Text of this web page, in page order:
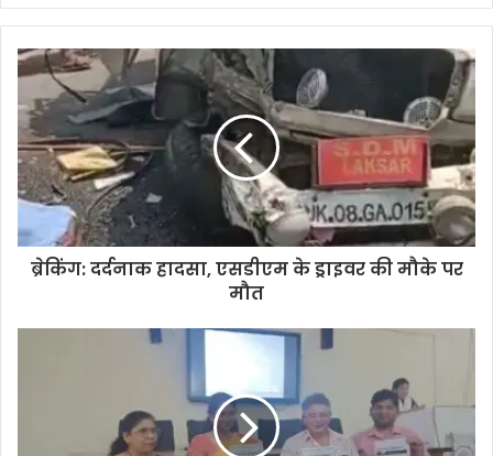
y
u
r
E
m
a
i
l
ब्रेकिंग: दर्दनाक हादसा, एसडीएम के ड्राइवर की मौके पर
मौत